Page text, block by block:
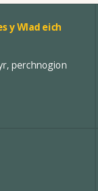
y Wlad eich
perchnogion